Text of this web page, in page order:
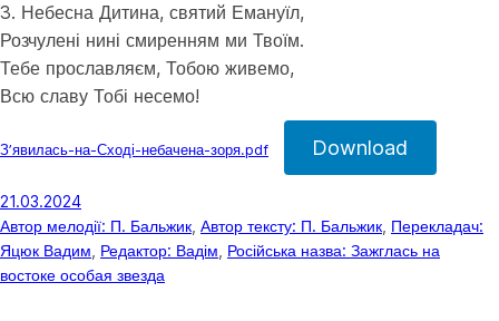
3. Небесна Дитина, святий Емануїл,
Розчулені нині смиренням ми Твоїм.
Тебе прославляєм, Тобою живемо,
Всю славу Тобі несемо!
Зʼявилась-на-Сході-небачена-зоря.pdf Download
21.03.2024
Автор мелодії: П. Бальжик Автор тексту: П. Бальжик Перекладач:
Яцюк Вадим Редактор: Вадім Російська назва: Зажглась на
востоке особая звезда